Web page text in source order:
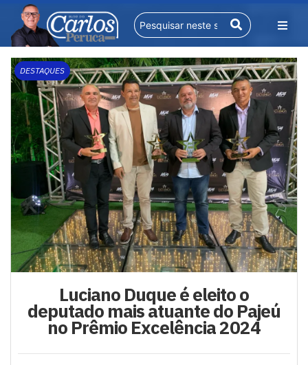
DESTAQUES
Luciano Duque é eleito o
deputado mais atuante do Pajeú
no Prêmio Excelência 2024